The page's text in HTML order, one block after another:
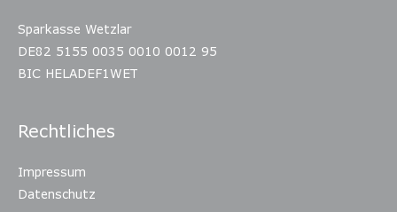
Sparkasse Wetzlar
DE82 5155 0035 0010 0012 95
BIC HELADEF1WET
Rechtliches
Impressum
Datenschutz